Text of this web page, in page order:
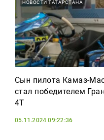
Тагын
НОВОСТИ ТАТАРСТАНА
Сын пилота Камаз-
стал победителем
4Т
05.11.2024 09:22:36